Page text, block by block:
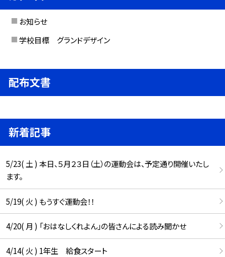
お知らせ
学校目標 グランドデザイン
配布文書
新着記事
5/23( 土 ) 本日、５月２３日（土）の運動会は、予定通り開催いたし
ます。
5/19( 火 ) もうすぐ運動会！！
4/20( 月 ) 「おはなしくれよん」の皆さんによる読み聞かせ
4/14( 火 ) 1年生 給食スタート